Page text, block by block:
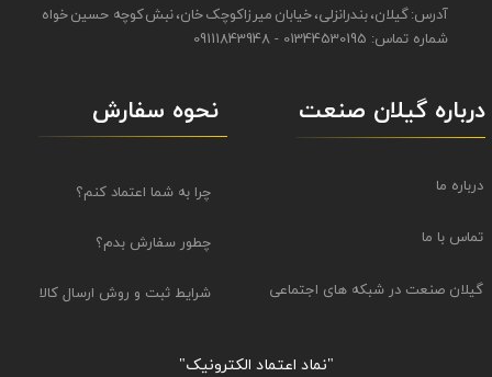
آدرس: گیلان، بندرانزلی، خیابان میرزاکوچک خان، نبش کوچه حسین خواه
شماره تماس: 01344530195 - 09111843948
نحوه سفارش
چرا به شما اعتماد کنم؟
چطور سفارش بدم؟
شرایط ثبت و روش ارسال کالا
"نماد اعتماد الکترونیک​​​​​​​"
درباره گیلان صنعت
درباره ما
تماس با ما
گیلان صنعت در شبکه های اجتماعی